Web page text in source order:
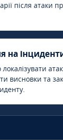
після атаки
на
висновки та